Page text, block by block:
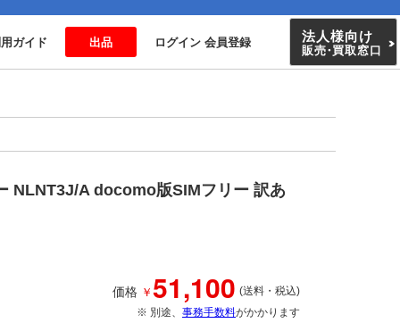
ガイド 出品 ログイン 会員登録 法人様向け
販売・買取窓口
NLNT3J/A docomo版SIMフリー 訳あ
価格 ￥51,100 (送料・税込)
※ 別途、 事務手数料がかかります